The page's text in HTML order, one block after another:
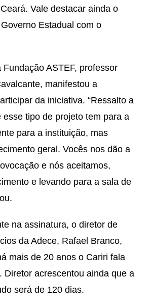
Vale destacar ainda o
Estadual com o
ASTEF, professor
manifestou a
da iniciativa. “Ressalto a
esse tipo de projeto tem para a
para a instituição, mas
geral. Vocês nos dão a
e nós aceitamos,
e levando para a sala de
na assinatura, o diretor de
da Adece, Rafael Branco,
mais de 20 anos o Cariri fala
Diretor acrescentou ainda que a
será de 120 dias.